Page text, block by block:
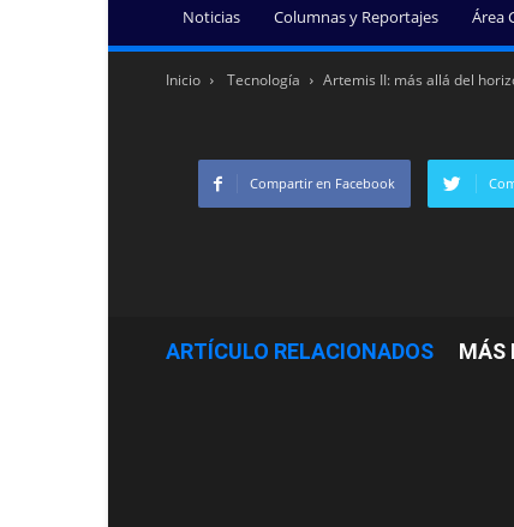
Noticias Columnas y Reportajes Área
Inicio Tecnología Artemis II: más allá del
Compartir en Facebook
ARTÍCULO RELACIONADOS MÁS